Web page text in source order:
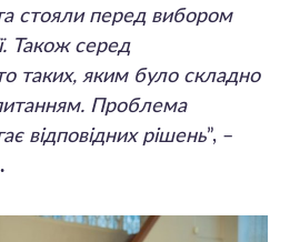
стояли перед вибором
Також серед
таких, яким було складно
Проблема
відповідних рішень”, –